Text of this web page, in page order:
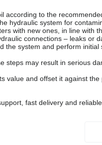
steps may result in serious
value and offset it against